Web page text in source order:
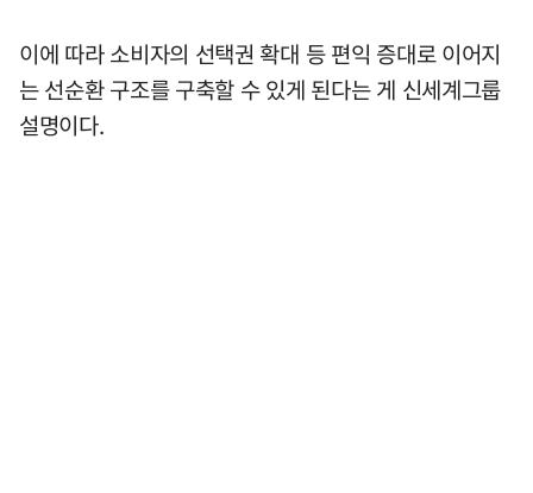
이에 따라 소비자의 선택권 확대 등 편익 증대로 이어지
는 선순환 구조를 구축할 수 있게 된다는 게 신세계그룹
설명이다.